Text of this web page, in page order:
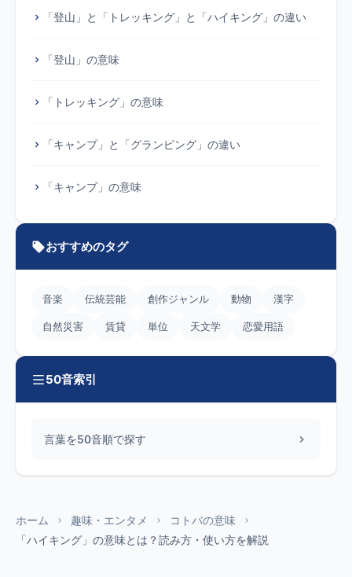
「登山」と「トレッキング」と「ハイキング」の違い
「登山」の意味
「トレッキング」の意味
「キャンプ」と「グランピング」の違い
「キャンプ」の意味
おすすめのタグ
音楽 伝統芸能 創作ジャンル 動物 漢字
自然災害 賃貸 単位 天文学 恋愛用語
50音索引
言葉を50音順で探す
ホーム 趣味・エンタメ
コトバの意味
「ハイキング」の意味とは？読み方・使い方を解説